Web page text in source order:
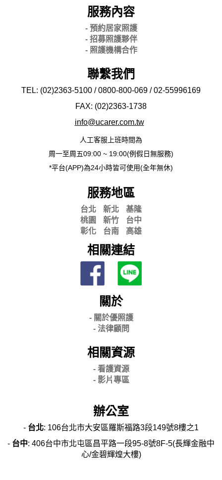
服務內容
- 預約居家照護
- 招募照護夥伴
- 照護機構合作
聯繫我們
TEL: (02)2363-5100 / 0800-800-069 / 02-55996169
FAX: (02)2363-1738
info@ucarer.com.tw
人工客服上班時間為
周一至周五09:00 ~ 19:00(例假日無服務)
*平台(APP)為24小時皆可使用(全年無休)
服務地區
台北 新北
基隆
桃園
新竹
台中
彰化
台南 高雄
相關連結
關於
- 關於優照護
- 法律顧問
相關資源
- 看護資源
- 影片專區
辦公室
- 台北: 106台北市大安區羅斯福路3段149號8樓之1
- 台中: 406台中市北屯區昌平路一段95-8號8F-5(長輝金融中
心/金碧輝煌大樓)